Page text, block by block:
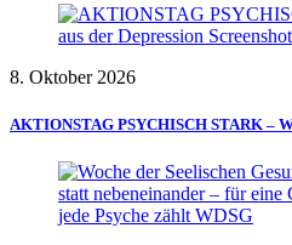
8. Oktober 2026
AKTIONSTAG PSYCHISCH STARK –